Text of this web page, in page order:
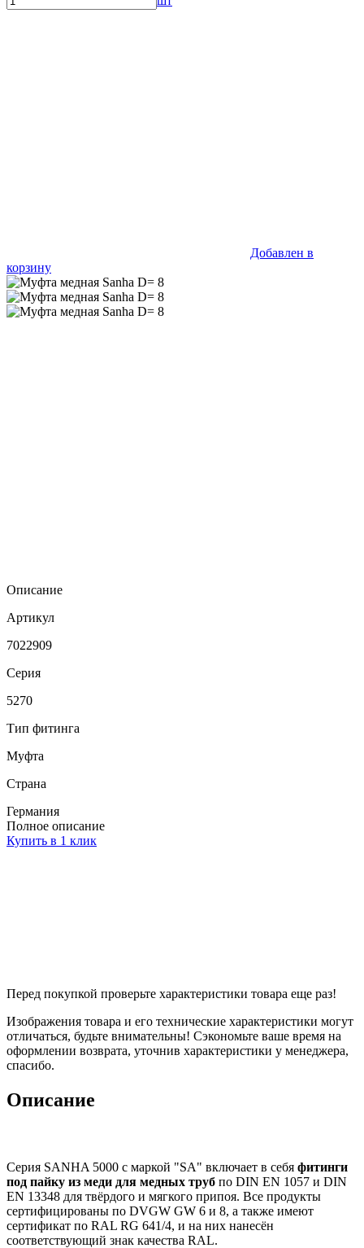
Добавлен в
корзину
Описание
Артикул
7022909
Серия
5270
Тип фитинга
Муфта
Страна
Германия
Полное описание
Купить в 1 клик
Перед покупкой проверьте характеристики товара еще раз!
Изображения товара и его технические характеристики могут
отличаться, будьте внимательны! Сэкономьте ваше время на
оформлении возврата, уточнив характеристики у менеджера,
спасибо.
Описание
Серия SANHA 5000 с маркой "SA" включает в себя фитинги
под пайку из меди для медных труб по DIN EN 1057 и DIN
EN 13348 для твёрдого и мягкого припоя. Все продукты
сертифицированы по DVGW GW 6 и 8, а также имеют
сертификат по RAL RG 641/4, и на них нанесён
соответствующий знак качества RAL.